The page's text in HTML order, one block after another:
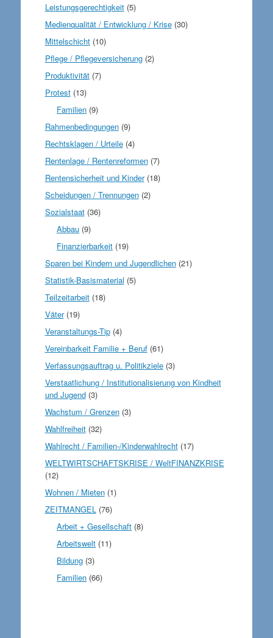
Leistungsgerechtigkeit(5)
Medienqualität / Entwicklung / Krise(30)
Mittelschicht(10)
Pflege / Pflegeversicherung(2)
Produktivität(7)
Protest(13)
Familien (9)
Rahmenbedingungen(9)
Rechtsklagen / Urteile(4)
Rentenlage / Rentenreformen(7)
Rentensicherheit und Kinder(18)
Scheidungen / Trennungen(2)
Sozialstaat(36)
Abbau (9)
Finanzierbarkeit (19)
Sparen bei Kindern und Jugendlichen(21)
Statistik-Basismaterial (5)
Teilzeitarbeit(18)
Väter(19)
Veranstaltungs-Tip(4)
Vereinbarkeit Familie + Beruf(61)
Verfassungsauftrag u. Politikziele(3)
Verstaatlichung / Institutionalisierung von Kindheit
und Jugend(3)
Wachstum / Grenzen(3)
Wahlfreiheit(32)
Wahlrecht / Familien-/Kinderwahlrecht(17)
WELTWIRTSCHAFTSKRISE / WeltFINANZKRISE
(12)
Wohnen / Mieten(1)
ZEITMANGEL(76)
Arbeit + Gesellschaft (8)
Arbeitswelt (11)
Bildung (3)
Familien (66)